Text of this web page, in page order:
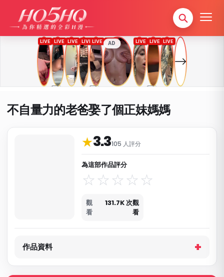
AD
不自量力的老爸娶了個正妹媽媽
★3.3105 人評分
為這部作品評分
觀
看
131.7K 次觀
看
作品資料與分類
作品資料